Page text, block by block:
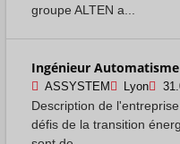
groupe ALTEN a...
Ingénieur
ASSYSTEM Lyon
Description de
défis de la transition